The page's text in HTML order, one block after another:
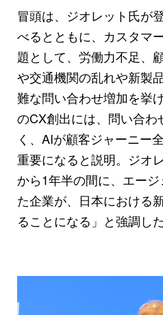
冒頭は、ジオレット氏が
べるとともに、カスタマ
題として、労働力不足、
や交通機関の乱れや新製
難な問い合わせ増加を挙
のCX創出には、問い合
く、AIが顧客ジャーニー
重要になると説明。ジオ
から1年半の間に、エー
た企業が、日本における
ることになる」と強調した